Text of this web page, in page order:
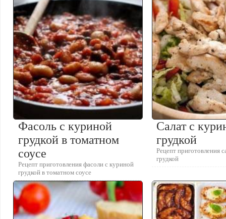
Фасоль с куриной
грудкой в томатном
соусе
Рецепт приготовления фасоли с куриной
грудкой в томатном соусе
Салат с
грудкой
Рецепт приготовления
грудкой